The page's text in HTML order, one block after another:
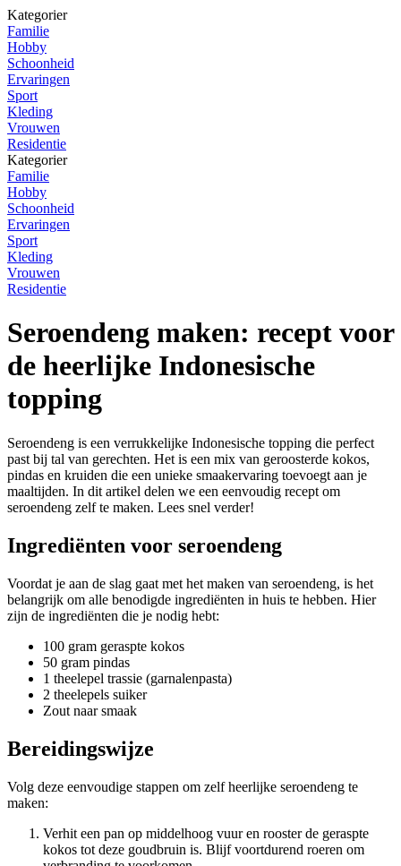
Kategorier
Familie
Hobby
Schoonheid
Ervaringen
Sport
Kleding
Vrouwen
Residentie
Kategorier
Familie
Hobby
Schoonheid
Ervaringen
Sport
Kleding
Vrouwen
Residentie
Seroendeng maken: recept voor
de heerlijke Indonesische
topping
Seroendeng is een verrukkelijke Indonesische topping die perfect
past bij tal van gerechten. Het is een mix van geroosterde kokos,
pindas en kruiden die een unieke smaakervaring toevoegt aan je
maaltijden. In dit artikel delen we een eenvoudig recept om
seroendeng zelf te maken. Lees snel verder!
Ingrediënten voor seroendeng
Voordat je aan de slag gaat met het maken van seroendeng, is het
belangrijk om alle benodigde ingrediënten in huis te hebben. Hier
zijn de ingrediënten die je nodig hebt:
100 gram geraspte kokos
50 gram pindas
1 theelepel trassie (garnalenpasta)
2 theelepels suiker
Zout naar smaak
Bereidingswijze
Volg deze eenvoudige stappen om zelf heerlijke seroendeng te
maken:
Verhit een pan op middelhoog vuur en rooster de geraspte
kokos tot deze goudbruin is. Blijf voortdurend roeren om